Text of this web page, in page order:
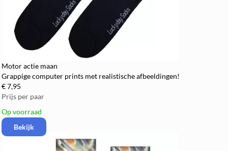
Motor actie maan
Grappige computer prints met realistische afbeeldingen!
€ 7,95
Prijs per paar
Op voorraad
Bekijk